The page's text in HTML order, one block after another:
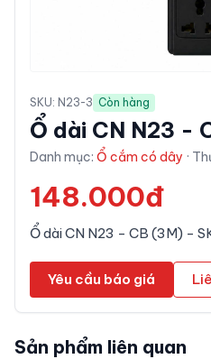
SKU: N23-3 Còn hàng
Ổ dài CN N23 -
Danh mục: Ổ cắm có dây ·
148.000đ
Ổ dài CN N23 - CB (3M) -
Yêu cầu báo giá
Sản phẩm liên quan